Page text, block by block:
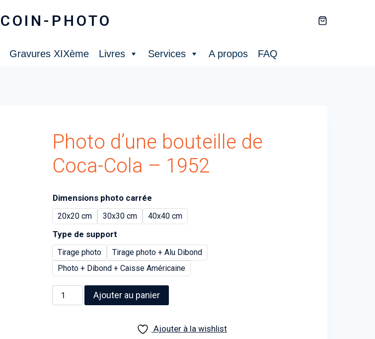
COIN-PHOTO
Gravures XIXème Livres Services A propos FAQ
Photo d’une bouteille de
Coca-Cola – 1952
Dimensions photo carrée
20x20 cm 30x30 cm 40x40 cm
Type de support
Tirage photo
Tirage photo + Alu Dibond
Photo + Dibond + Caisse Américaine
quantité
de
Ajouter au panier
Ajouter à la wishlist